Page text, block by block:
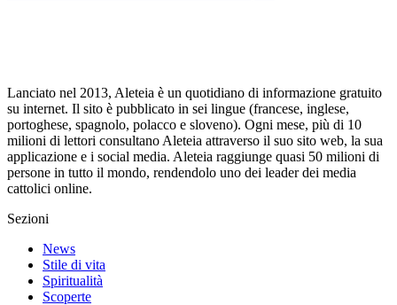
Lanciato nel 2013, Aleteia è un quotidiano di informazione gratuito
su internet. Il sito è pubblicato in sei lingue (francese, inglese,
portoghese, spagnolo, polacco e sloveno). Ogni mese, più di 10
milioni di lettori consultano Aleteia attraverso il suo sito web, la sua
applicazione e i social media. Aleteia raggiunge quasi 50 milioni di
persone in tutto il mondo, rendendolo uno dei leader dei media
cattolici online.
Sezioni
News
Stile di vita
Spiritualità
Scoperte